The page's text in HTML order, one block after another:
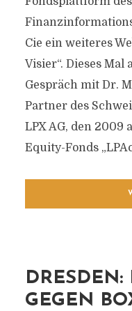
Cie ein weiteres
Visier“. Dieses
Gespräch mit Dr.
Partner des
LPX AG, den 2009
Equity-Fonds
GEGEN